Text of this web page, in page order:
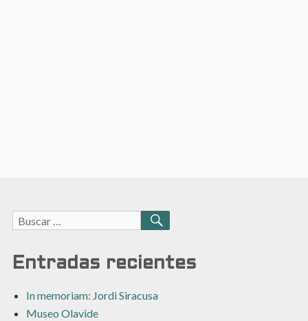
Buscar:
BUSCAR
Entradas recientes
In memoriam: Jordi Siracusa
Museo Olavide